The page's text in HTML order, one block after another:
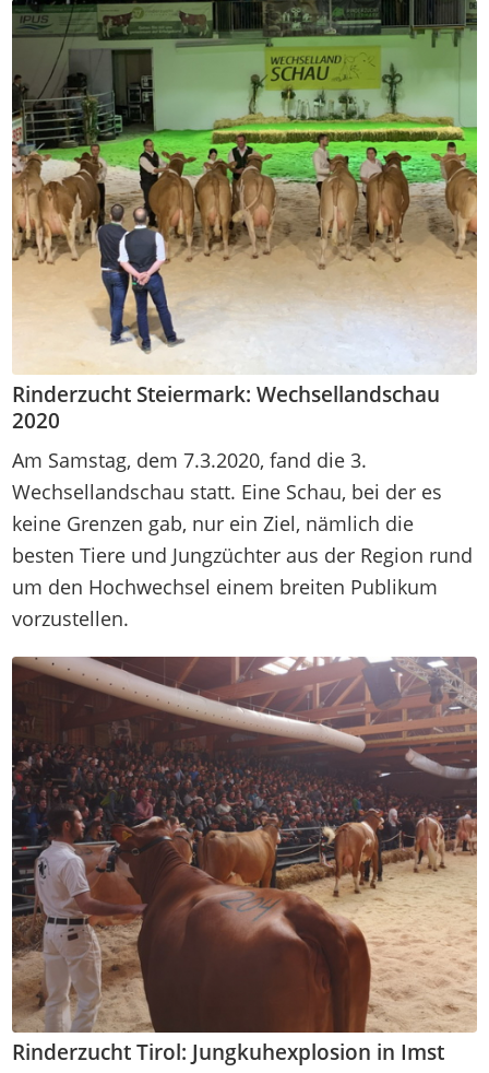
Rinderzucht Steiermark: Wechsellandschau
2020
Am Samstag, dem 7.3.2020, fand die 3.
Wechsellandschau statt. Eine Schau, bei der es
keine Grenzen gab, nur ein Ziel, nämlich die
besten Tiere und Jungzüchter aus der Region rund
um den Hochwechsel einem breiten Publikum
vorzustellen.
Rinderzucht Tirol: Jungkuhexplosion in Imst